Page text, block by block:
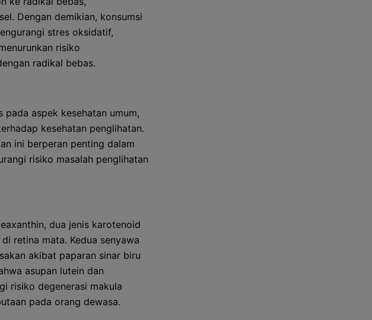
Dengan demikian, konsumsi
stres oksidatif,
risiko
radikal bebas.
aspek kesehatan umum,
kesehatan penglihatan.
ini berperan penting dalam
risiko masalah penglihatan
dua jenis karotenoid
retina mata. Kedua senyawa
akibat paparan sinar biru
asupan lutein dan
risiko degenerasi makula
pada orang dewasa.